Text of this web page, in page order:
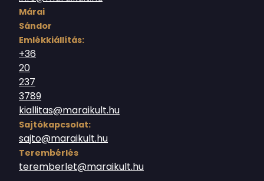
Márai
Sándor
Emlékkiállítás:
+36
20
237
3789
kiallitas@maraikult.hu
Sajtókapcsolat:
sajto@maraikult.hu
Terembérlés
teremberlet@maraikult.hu